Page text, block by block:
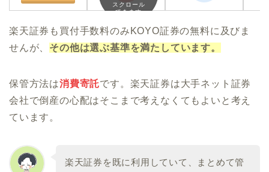
スクロール
できます
楽天証券も買付手数料のみKOYO証券の無料に及びま
せんが、 その他は選ぶ基準を満たしています。
保管方法は消費寄託です。楽天証券は大手ネット証券
会社で倒産の心配はそこまで考えなくてもよいと考え
ています。
楽天証券を既に利用していて、まとめて管